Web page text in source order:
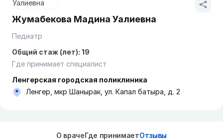
Жумабекова Мадина Уалиевна
Педиатр
Общий стаж (лет): 19
Где принимает специалист
Ленгерская городская поликлиника
Ленгер, мкр Шанырак, ул. Капал батыра, д. 2
О врачеГде принимаетОтзывы